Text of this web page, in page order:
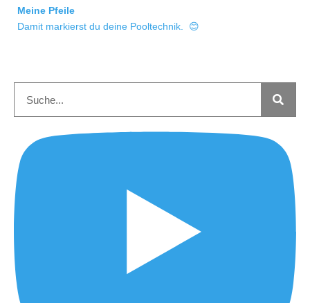
Meine Pfeile
Damit markierst du deine Pooltechnik. 😊